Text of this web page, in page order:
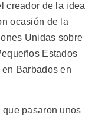
creador de la idea
ocasión de la
Unidas sobre
Estados
Barbados en
pasaron unos